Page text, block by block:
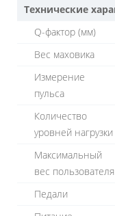
Технические
Q-фактор (мм)
Вес маховика
Измерение
пульса
Количество
уровней нагрузки
Максимальный
вес пользователя
Педали